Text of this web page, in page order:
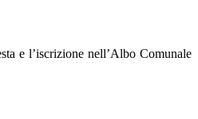
e l’iscrizione nell’Albo Comunale